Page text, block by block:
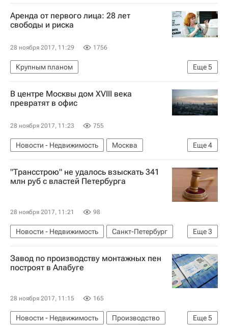
Облигации
Госзакупки
Ипотека
Россия
Аренда от первого лица: 28 лет
свободы и риска
28 ноября 2017, 11:29 1756
Еще5
Крупным планом
Точка зрения – РИА Недвижимость
Законодательство
Жилье
Аренда
В центре Москвы дом XVIII века
превратят в офис
28 ноября 2017, 11:23 755
Еще4
Новости - Недвижимость
Москва
Коммерческая недвижимость
Памятники
Торги
Россия
"Трансстрою" не удалось взыскать 341
млн руб с властей Петербурга
28 ноября 2017, 11:21 98
Еще3
Новости - Недвижимость
Санкт-Петербург
Трансстрой
Суды Россия
Завод по производству монтажных пен
построят в Алабуге
28 ноября 2017, 11:15 165
Еще5
Новости - Недвижимость
Производство